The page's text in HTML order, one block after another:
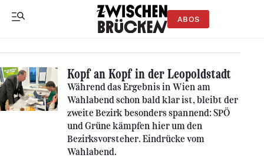
ABOS
Kopf an Kopf in der Leopoldstadt
Während das Ergebnis in Wien am
Wahlabend schon bald klar ist, bleibt der
zweite Bezirk besonders spannend: SPÖ
und Grüne kämpfen hier um den
Bezirksvorsteher. Eindrücke vom
Wahlabend.